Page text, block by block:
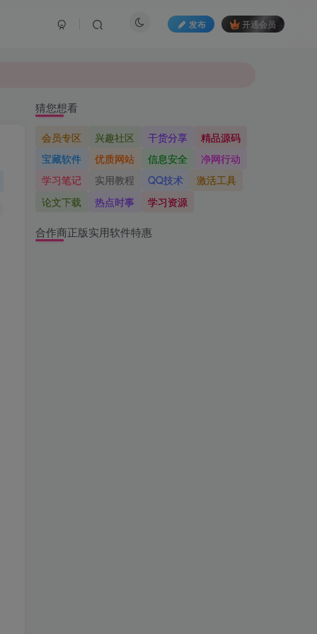
发布 开通会员
猜您想看
会员专区 兴趣社区 干货分享
精品源码
宝藏软件
优质网站 信息安全
净网行动
学习笔记
实用教程 QQ技术
激活工具
论文下载
热点时事 学习资源
合作商正版实用软件特惠